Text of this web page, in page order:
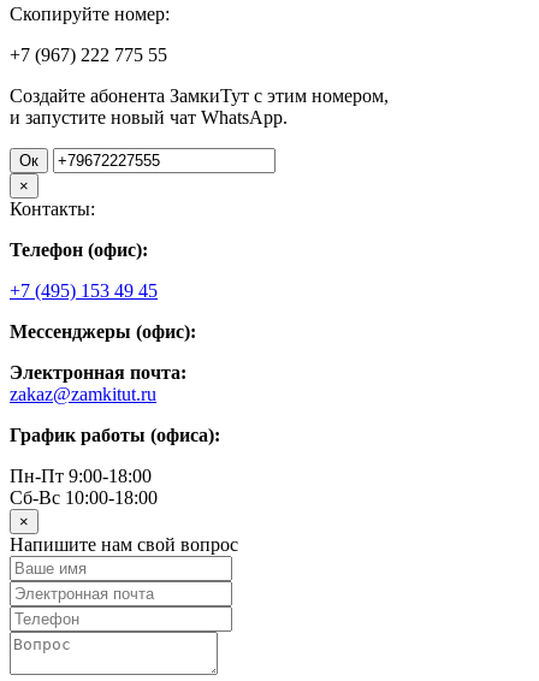
Скопируйте номер:
+7 (967) 222 775 55
Создайте абонента ЗамкиТут с этим номером,
и запустите новый чат WhatsApp.
Ок
×
Контакты:
Телефон (офис):
+7 (495) 153 49 45
Мессенджеры (офис):
Электронная почта:
zakaz@zamkitut.ru
График работы (офиса):
Пн-Пт 9:00-18:00
Сб-Вс 10:00-18:00
×
Напишите нам свой вопрос